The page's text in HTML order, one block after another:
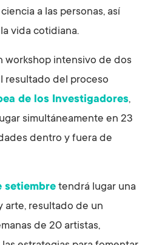
a las personas, así
vida cotidiana.
workshop intensivo de dos
resultado del proceso
de los Investigadores,
simultáneamente en 23
dentro y fuera de
setiembre tendrá lugar una
arte, resultado de un
de 20 artistas,